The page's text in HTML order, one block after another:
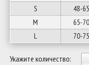
S
48-65
M
65-70
L
70-75
Укажите количество: